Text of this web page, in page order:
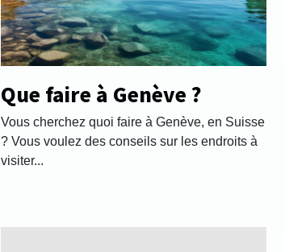
Que faire à Genève ?
Vous cherchez quoi faire à Genève, en Suisse
? Vous voulez des conseils sur les endroits à
visiter...